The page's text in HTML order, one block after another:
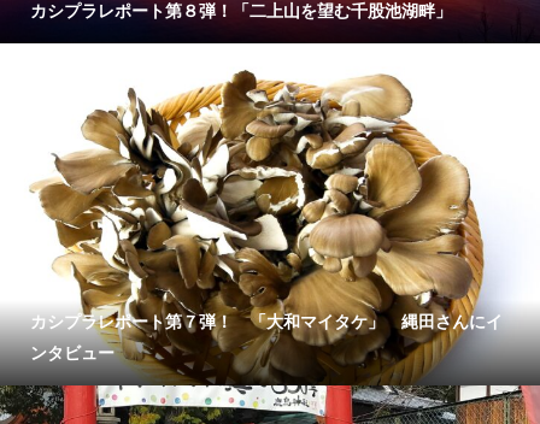
カシプラレポート第８弾！「二上山を望む千股池湖畔」
カシプラレポート第７弾！ 「大和マイタケ」 縄田さんにイ
ンタビュー